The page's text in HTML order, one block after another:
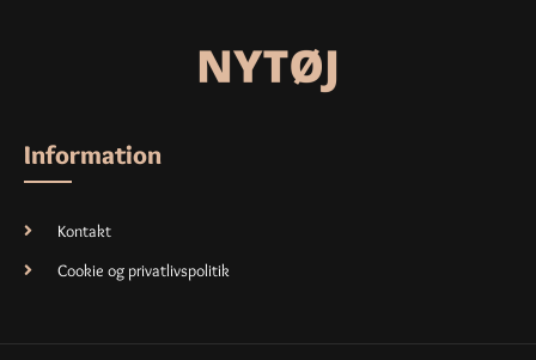
Information
Kontakt
Cookie og privatlivspolitik